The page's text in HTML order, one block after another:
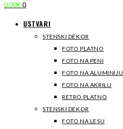
0.00€0
USTVARI
STENSKI DEKOR
FOTO PLATNO
FOTO NA PENI
FOTO NA ALUMINIJU
FOTO NA AKRILU
RETRO PLATNO
STENSKI DEKOR
FOTO NA LESU